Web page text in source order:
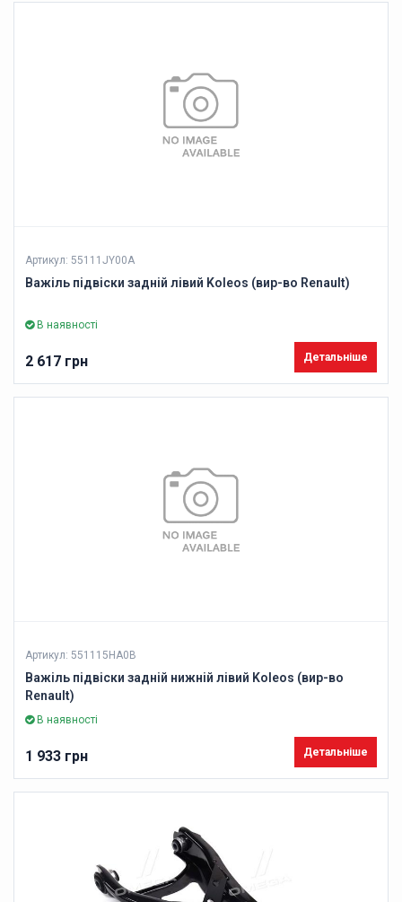
Артикул: 55111JY00A
Важіль підвіски задній лівий Koleos (вир-во Renault)
В наявності
2 617 грн Детальніше
Артикул: 551115HA0B
Важіль підвіски задній нижній лівий Koleos (вир-во
Renault)
В наявності
1 933 грн Детальніше